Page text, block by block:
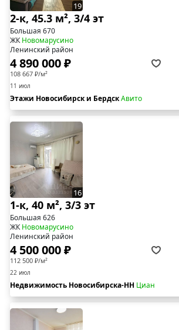
19
2-к, 45.3 м², 3/4 эт
Большая 670
ЖКНовомарусино
Ленинский район
4 890 000 ₽
108 667 ₽/м²
11 июл
Этажи Новосибирск и БердскАвито
16
1-к, 40 м², 3/3 эт
Большая 626
ЖКНовомарусино
Ленинский район
4 500 000 ₽
112 500 ₽/м²
22 июл
Недвижимость Новосибирска-НН Циан